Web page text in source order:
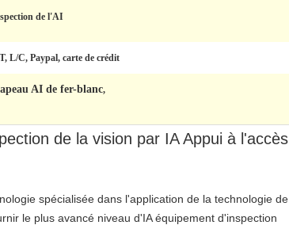
de l'AI
L/C, Paypal, carte de crédit
AI de fer-blanc,
de la vision par IA Appui à l'accès
spécialisée dans l'application de la technologie de
le plus avancé niveau d'IA équipement d'inspection